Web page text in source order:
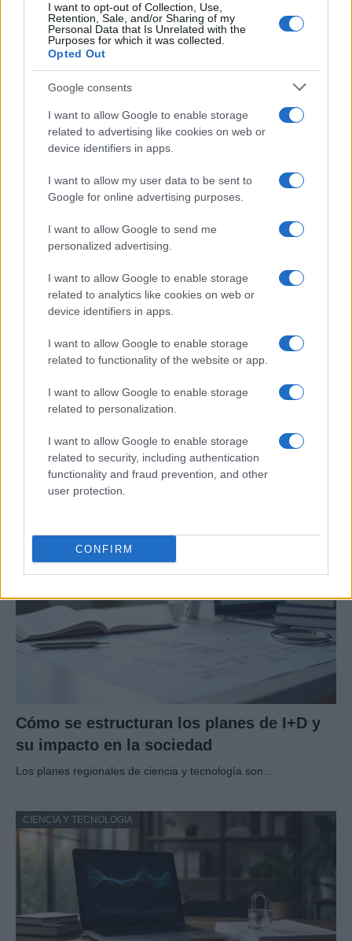
I want to opt-out of Collection, Use,
Retention, Sale, and/or Sharing of my
Personal Data that Is Unrelated with the
Purposes for which it was collected.
Opted Out
Google consents
I want to allow Google to enable storage
related to advertising like cookies on web or
device identifiers in apps.
I want to allow my user data to be sent to
Google for online advertising purposes.
I want to allow Google to send me
personalized advertising.
I want to allow Google to enable storage
related to analytics like cookies on web or
device identifiers in apps.
I want to allow Google to enable storage
related to functionality of the website or app.
I want to allow Google to enable storage
related to personalization.
I want to allow Google to enable storage
related to security, including authentication
functionality and fraud prevention, and other
user protection.
CONFIRM
Un hombre compra el primer mensaje
SMS de la historia por 107.000 euros
Un canadiense compra el primer mensaje de texto…
CIENCIA Y TECNOLOGÍA
Preview: Marvel Super Hero Squad, más
superhéroes para Nintendo Wii
Los fans de Nintendo Wii y los superhéroes…
Cómo se estructuran los planes de I+D y
su impacto en la sociedad
Los planes regionales de ciencia y tecnología son…
CIENCIA Y TECNOLOGÍA